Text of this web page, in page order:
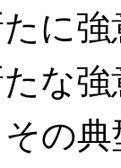
に
な
の